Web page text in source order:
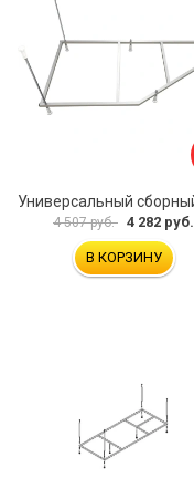
4 507 руб. 4 282 руб.
В КОРЗИНУ